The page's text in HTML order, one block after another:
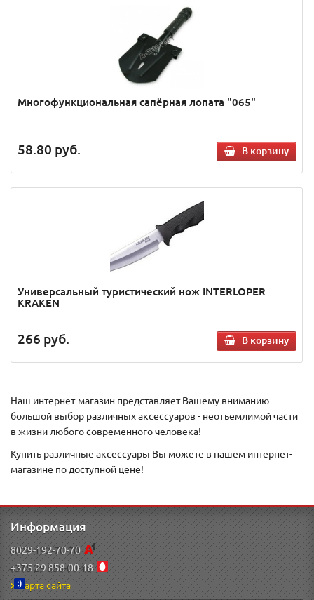
Многофункциональная сапёрная лопата "065"
58.80 руб. В корзину
Универсальный туристический нож INTERLOPER
KRAKEN
266 руб. В корзину
Наш интернет-магазин представляет Вашему вниманию
большой выбор различных аксессуаров - неотъемлимой части
в жизни любого современного человека!
Купить различные аксессуары Вы можете в нашем интернет-
магазине по доступной цене!
Информация
8029-192-70-70
+375 29 858-00-18
Карта сайта